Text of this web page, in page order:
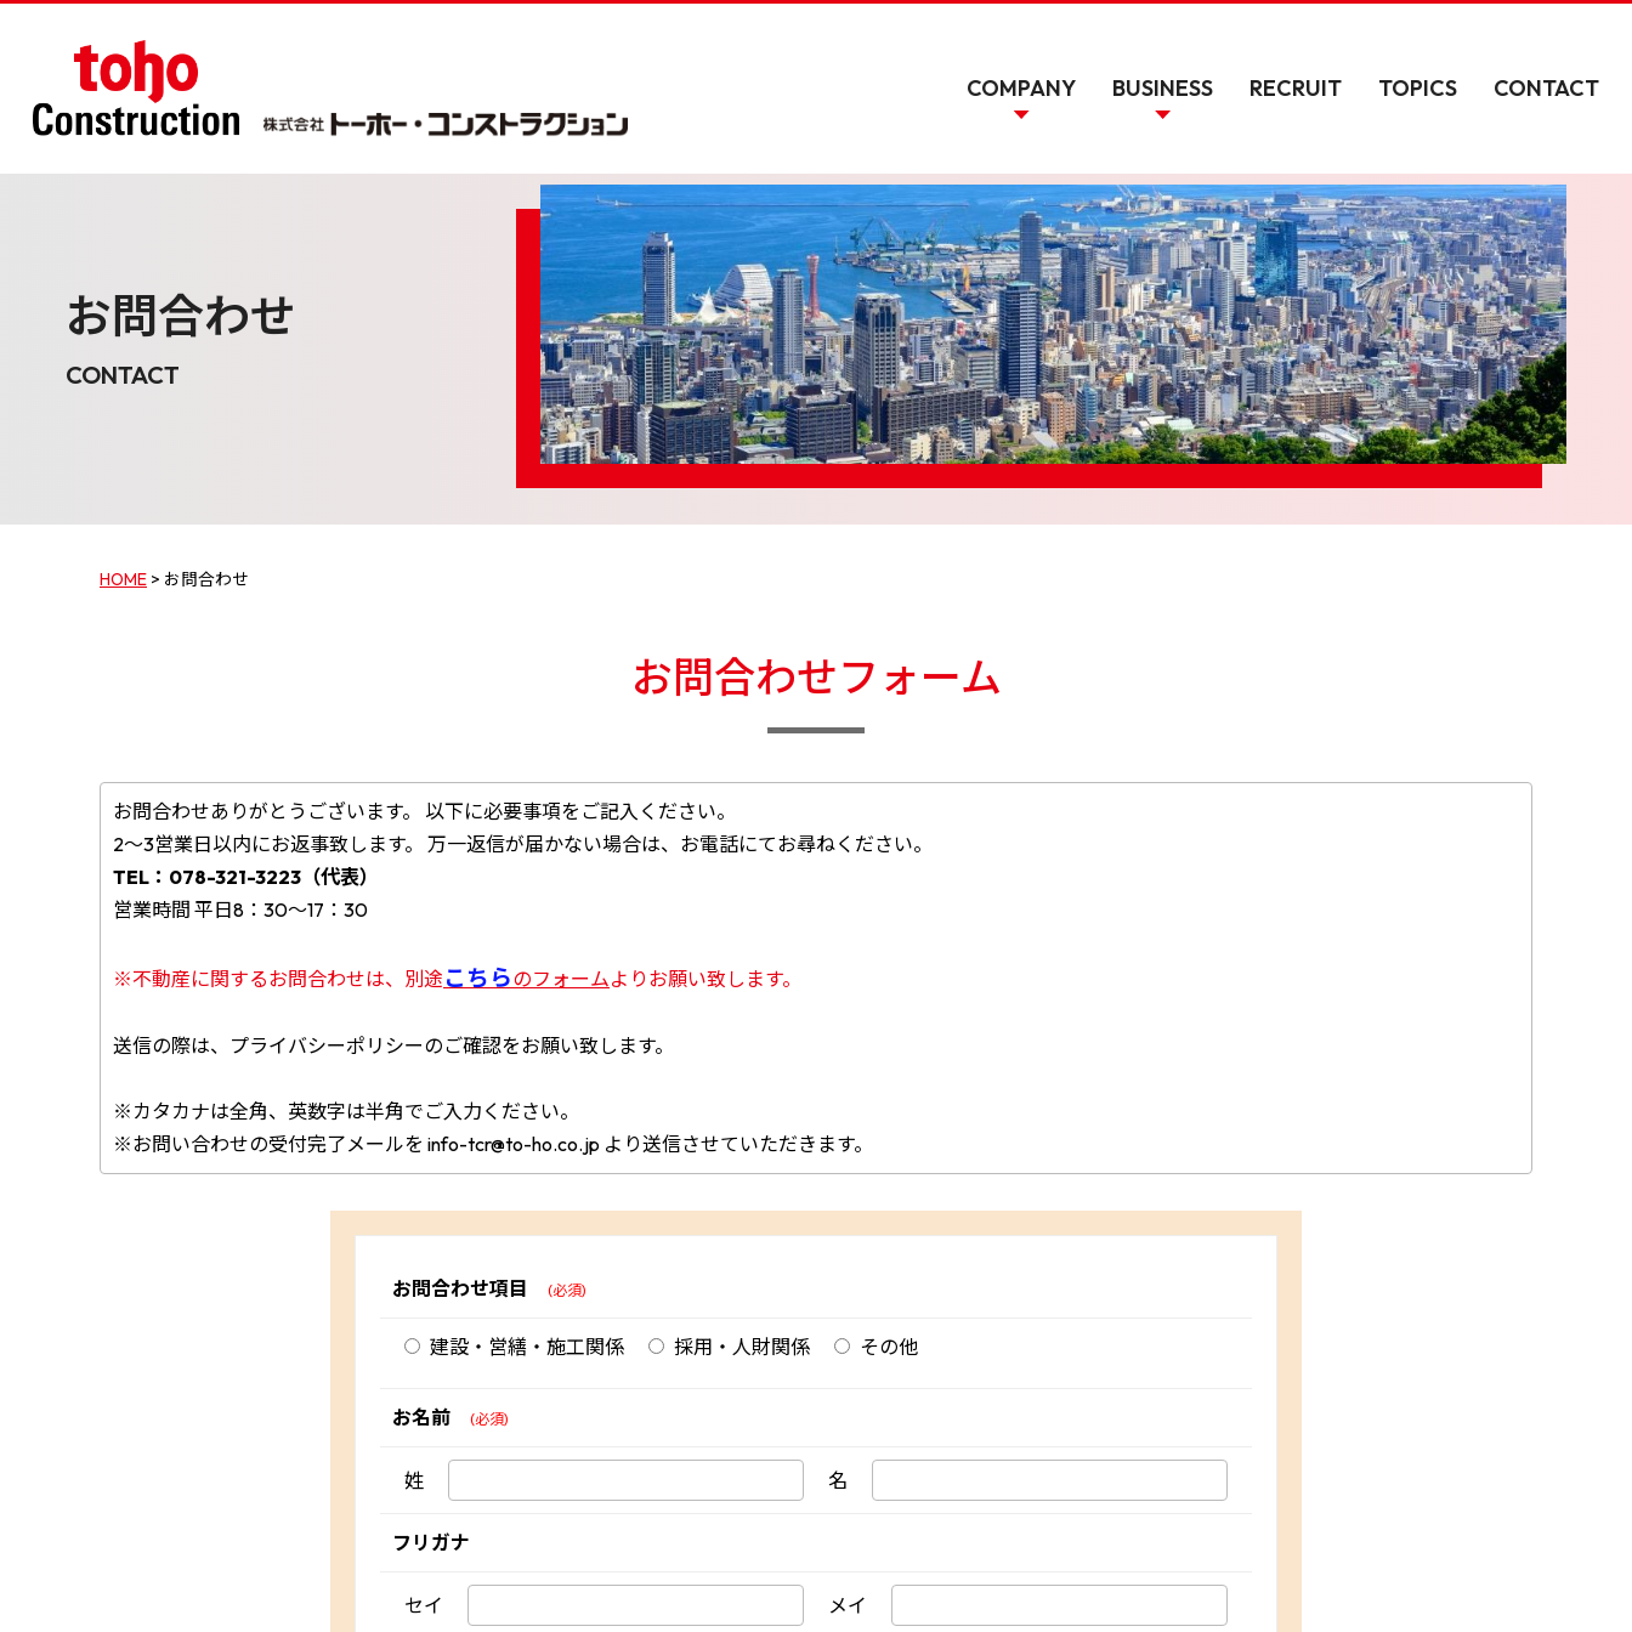
COMPANY BUSINESS RECRUIT TOPICS CONTACT
お問合わせ
CONTACT
HOME > お問合わせ
お問合わせフォーム
お問合わせありがとうございます。 以下に必要事項をご記入ください。
2～3営業日以内にお返事致します。 万一返信が届かない場合は、お電話にてお尋ねください。
TEL：078-321-3223（代表）
営業時間 平日8：30～17：30
※不動産に関するお問合わせは、別途 こちらのフォームよりお願い致します。
送信の際は、プライバシーポリシーのご確認をお願い致します。
※カタカナは全角、英数字は半角でご入力ください。
※お問い合わせの受付完了メールを info-tcr@to-ho.co.jp より送信させていただきます。
お問合わせ項目 (必須)
建設・営繕・施工関係 採用・人財関係 その他
お名前 (必須)
姓 名
フリガナ
セイ メイ